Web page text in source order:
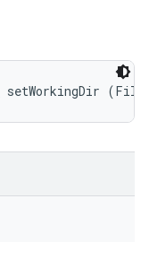
setWorkingDir